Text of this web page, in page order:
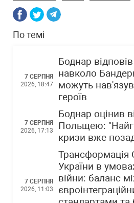
По темі
7 СЕРПНЯ
2026, 18:47
Боднар
навколо
можуть
героїв
7 СЕРПНЯ
2026, 17:13
Боднар оцінив
Польщею:
кризи вже
7 СЕРПНЯ
2026, 11:03
Трансформація
України в
війни: баланс